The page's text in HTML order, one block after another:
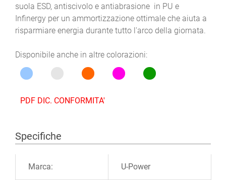
suola ESD, antiscivolo e antiabrasione in PU e
Infinergy per un ammortizzazione ottimale che aiuta a
risparmiare energia durante tutto l'arco della giornata.
Disponibile anche in altre colorazioni:
PDF DIC. CONFORMITA'
Specifiche
Marca: U-Power